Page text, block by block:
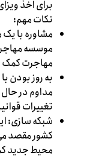
برای اخذ
نکات مهم:
مشاوره با
موسسه
مهاجرت کمک
به روز بودن
مداوم در حال
تغییرات
شبکه سازی:
کشور مقصد
محیط جدید